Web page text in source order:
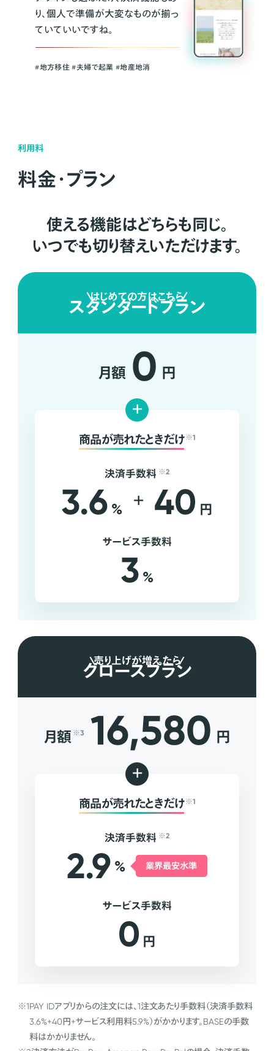
り、個人で準備が大変なものが揃っ
ていていいですね。
#地方移住 #夫婦で起業 #地産地消
利用料
料金・プラン
使える機能はどちらも同じ。
いつでも切り替えいただけます。
はじめての方はこちら
スタンダードプラン
月額 0 円
+
商品が売れたときだけ ※1
決済手数料 ※2
3.6 % + 40 円
サービス手数料
3 %
売り上げが増えたら
グロースプラン
月額 ※3 16,580 円
+
商品が売れたときだけ ※1
決済手数料 ※2
2.9 % 業界最安水準
サービス手数料
0 円
※1PAY IDアプリからの注文には、1注文あたり手数料（決済手数料
3.6%+40円+サービス利用料5.9%）がかかります。BASEの手数
料はかかりません。